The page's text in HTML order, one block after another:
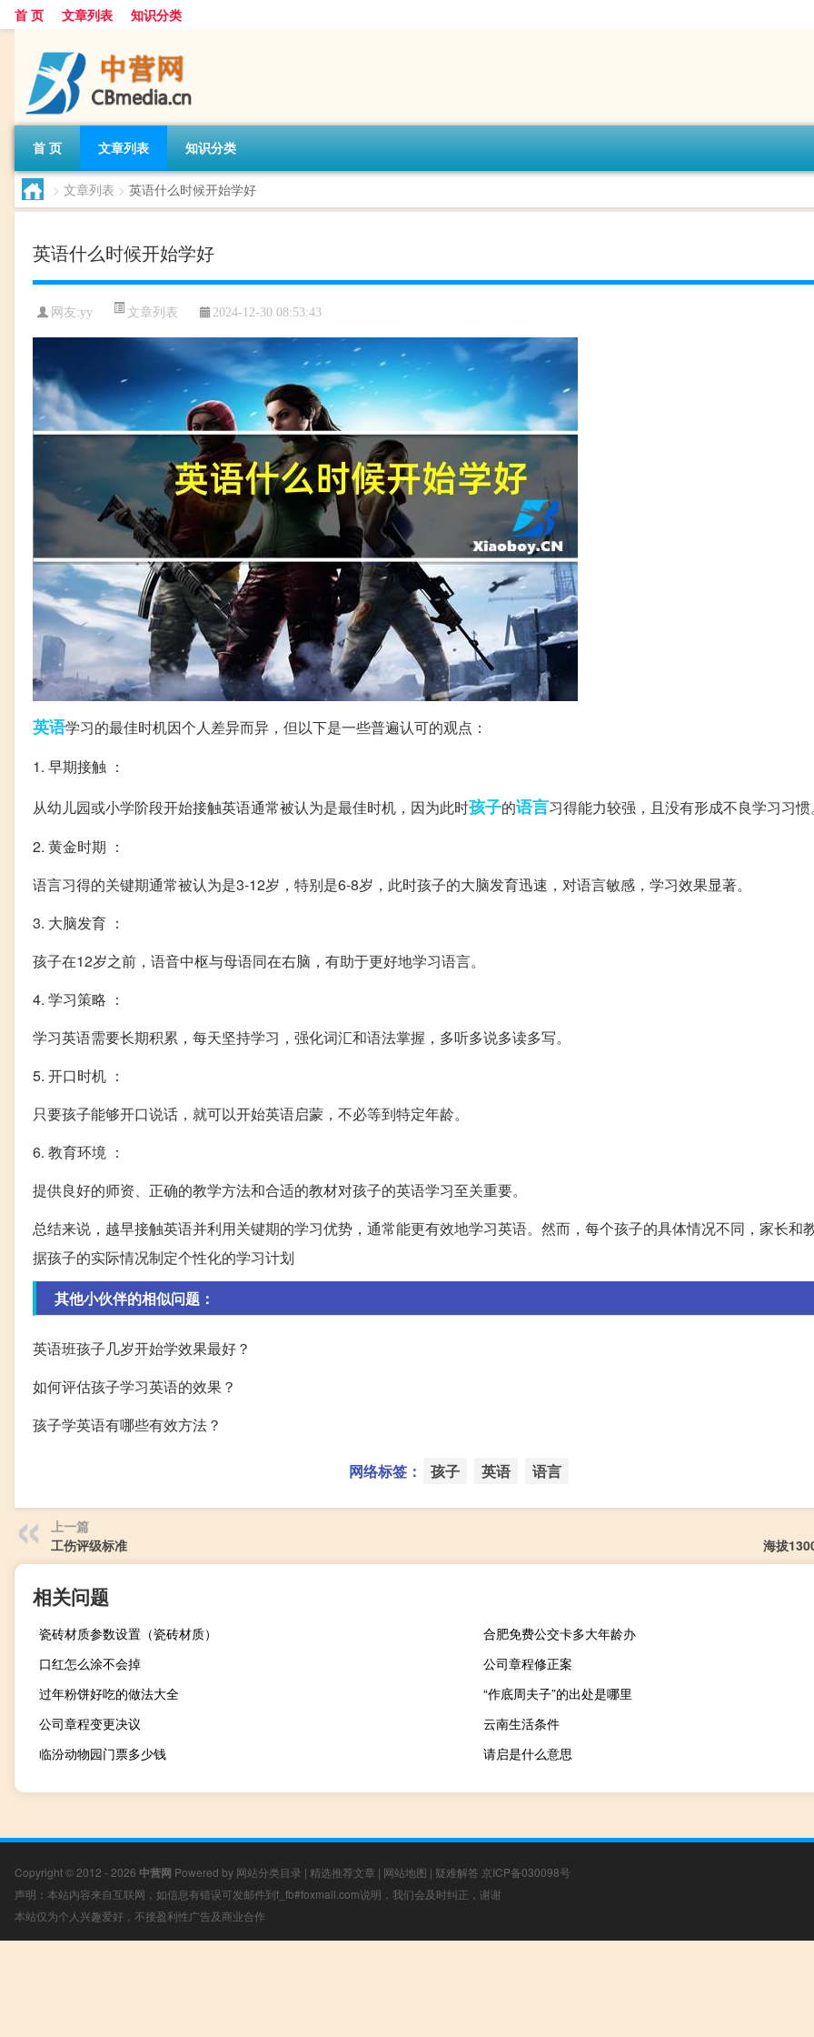
首 页 文章列表 知识分类
首 页 文章列表 知识分类
> 文章列表 > 英语什么时候开始学好
英语什么时候开始学好
网友:yy 文章列表 2024-12-30 08:53:43
英语学习的最佳时机因个人差异而异，但以下是一些普遍认可的观点：
1. 早期接触 ：
从幼儿园或小学阶段开始接触英语通常被认为是最佳时机，因为此时孩子的语言习得能力较强，且没有形成不良学习习
2. 黄金时期 ：
语言习得的关键期通常被认为是3-12岁，特别是6-8岁，此时孩子的大脑发育迅速，对语言敏感，学习效果显著。
3. 大脑发育 ：
孩子在12岁之前，语音中枢与母语同在右脑，有助于更好地学习语言。
4. 学习策略 ：
学习英语需要长期积累，每天坚持学习，强化词汇和语法掌握，多听多说多读多写。
5. 开口时机 ：
只要孩子能够开口说话，就可以开始英语启蒙，不必等到特定年龄。
6. 教育环境 ：
提供良好的师资、正确的教学方法和合适的教材对孩子的英语学习至关重要。
总结来说，越早接触英语并利用关键期的学习优势，通常能更有效地学习英语。然而，每个孩子的具体情况不同，家长和
据孩子的实际情况制定个性化的学习计划
其他小伙伴的相似问题：
英语班孩子几岁开始学效果最好？
如何评估孩子学习英语的效果？
孩子学英语有哪些有效方法？
网络标签： 孩子 英语 语言
上一篇
工伤评级标准
海拔
相关问题
瓷砖材质参数设置（瓷砖材质）
合肥免费公交卡多大年龄办
口红怎么涂不会掉
公司章程修正案
过年粉饼好吃的做法大全
“作底周夫子”的出处是哪里
公司章程变更决议
云南生活条件
临汾动物园门票多少钱
请启是什么意思
Copyright © 2012 - 2026 中营网 Powered by 网站分类目录 | 精选推荐文章 | 网站地图 | 疑难解答 京ICP备030098号
声明：本站内容来自互联网，如信息有错误可发邮件到f_fb#foxmail.com说明，我们会及时纠正，谢谢
本站仅为个人兴趣爱好，不接盈利性广告及商业合作